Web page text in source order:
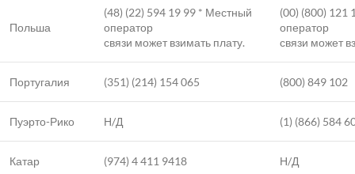
Польша
(48) (22) 594 19 99 * Местный
оператор
связи может взимать плату.
(00) (800) 121
оператор
связи может
Португалия (351) (214) 154 065 (800) 849 102
Пуэрто-Рико Н/Д (1) (866) 584
Катар (974) 4 411 9418 Н/Д